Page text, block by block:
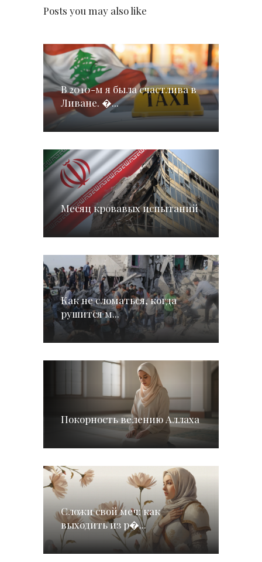
Posts you may also like
В 2010-м я была счастлива в
Ливане. �...
Месяц кровавых испытаний
Как не сломаться, когда
рушится м...
Покорность велению Аллаха
Сложи свой меч: как
выходить из р�...